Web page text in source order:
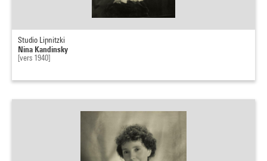
Studio Lipnitzki
Nina Kandinsky
[vers 1940]